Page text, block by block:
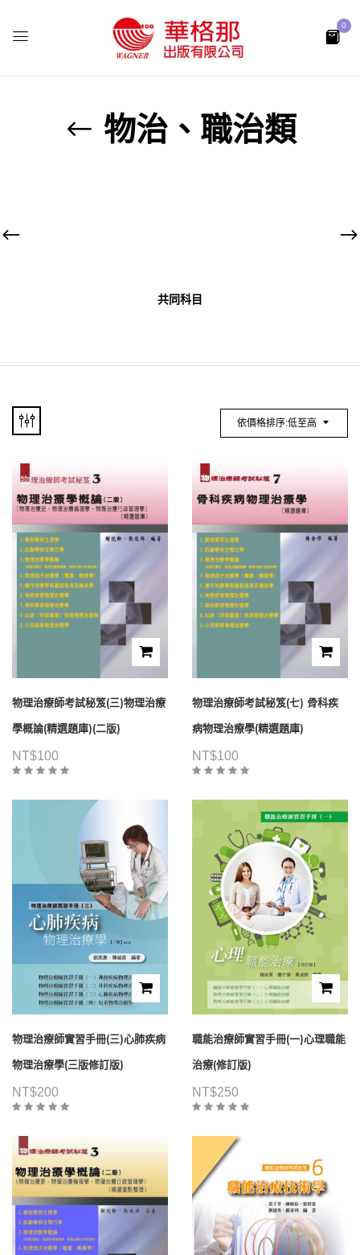
0
物治、職治類
共同科目
依價格排序:低至高
物理治療師考試秘笈(三)物理治療
學概論(精選題庫)(二版)
NT$100
物理治療師考試秘笈(七) 骨科疾
病物理治療學(精選題庫)
NT$100
物理治療師實習手冊(三)心肺疾病
物理治療學(三版修訂版)
NT$200
職能治療師實習手冊(一)心理職能
治療(修訂版)
NT$250